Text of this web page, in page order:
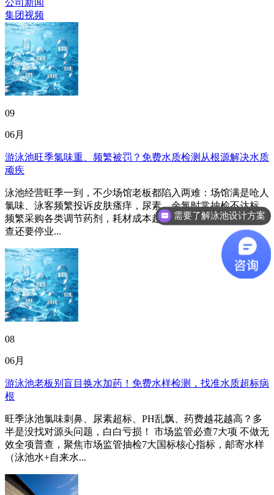
公司新闻
集团视频
09
06月
游泳池旺季氯味重、频繁被罚？免费水质检测从根源解决水质
顽疾
泳池经营旺季一到，不少场馆老板都陷入两难：场馆满是呛人
氯味、泳客频繁投诉皮肤瘙痒，尿素、余氯时常抽检不达标，
频繁采购各类调节药剂，耗材成本越堆越高，遇上市监突击检
查还要停业...
08
06月
游泳池老板别盲目换水加药！免费水样检测，找准水质超标病
根
旺季泳池氯味刺鼻、尿素超标、PH乱飘、药费越花越高？多
半是没找对源头问题，白白亏损！ 市场监管必查7大项 不做无
效全项普查，聚焦市场监管抽检7大国标核心指标，邮寄水样
（泳池水+自来水...
需要了解泳池设计方案